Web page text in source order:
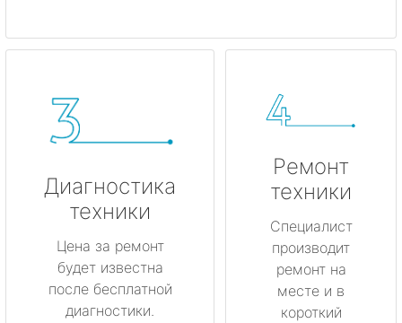
Диагностика
техники
Цена за ремонт
будет известна
после бесплатной
диагностики.
Ремонт
техники
Специалист
производит
ремонт на
месте и в
короткий